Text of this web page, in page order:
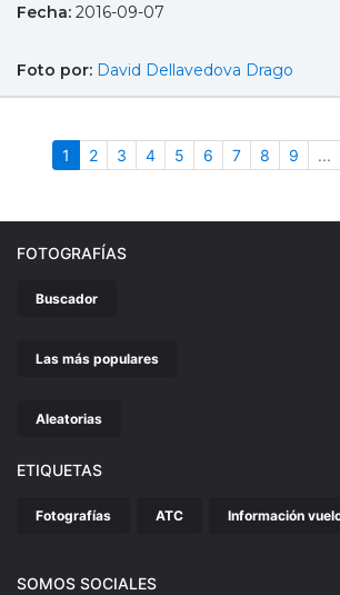
Fecha: 2016-09-07
Foto por: David Dellavedova Drago
1 (actual)
2 3 4 5 6 7 8 9 ...
FOTOGRAFÍAS
Buscador
Las más populares
Aleatorias
ETIQUETAS
Fotografías ATC Información
SOMOS SOCIALES